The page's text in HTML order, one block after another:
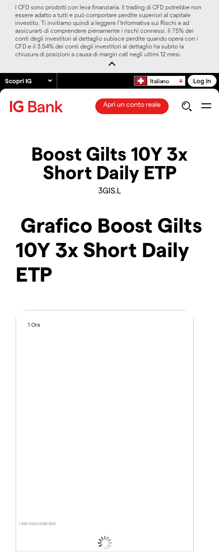
I CFD sono prodotti con leva finanziaria. Il trading di CFD potrebbe non
essere adatto a tutti e può comportare perdite superiori al capitale
investito. Ti invitiamo quindi a leggere l’Informativa sui Rischi e ad
assicurarti di comprendere pienamente i rischi connessi. Il 75% dei
conti degli investitori al dettaglio subisce perdite quando opera con i
CFD e il 3.54% dei conti degli investitori al dettaglio ha subito la
chiusura di posizioni a causa di margin call negli ultimi 12 mesi.
Scopri IG Italiano Log in
Apri un conto reale
Boost Gilts 10Y 3x
Short Daily ETP
3GIS.L
Grafico Boost Gilts
10Y 3x Short Daily
ETP
I dati sono indicativi
1 Ora